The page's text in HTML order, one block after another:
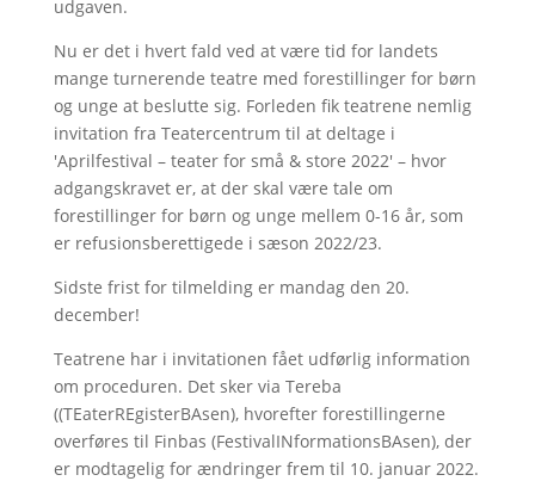
udgaven.
Nu er det i hvert fald ved at være tid for landets
mange turnerende teatre med forestillinger for børn
og unge at beslutte sig. Forleden fik teatrene nemlig
invitation fra Teatercentrum til at deltage i
'Aprilfestival – teater for små & store 2022' – hvor
adgangskravet er, at der skal være tale om
forestillinger for børn og unge mellem 0-16 år, som
er refusionsberettigede i sæson 2022/23.
Sidste frist for tilmelding er mandag den 20.
december!
Teatrene har i invitationen fået udførlig information
om proceduren. Det sker via Tereba
((TEaterREgisterBAsen), hvorefter forestillingerne
overføres til Finbas (FestivalINformationsBAsen), der
er modtagelig for ændringer frem til 10. januar 2022.